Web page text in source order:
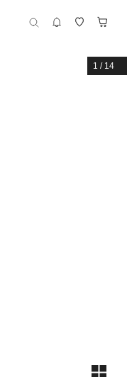
1 / 14